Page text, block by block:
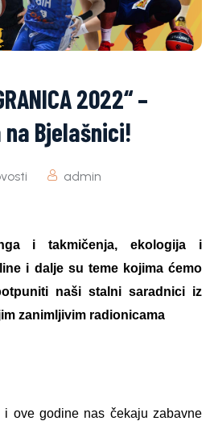
2022“ –
Bjelašnici!
admin
i takmičenja, ekologija i
i dalje su teme kojima ćemo
naši stalni saradnici iz
zanimljivim radionicama
i ove godine nas čekaju zabavne